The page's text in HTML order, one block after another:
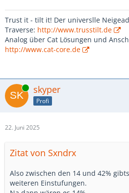
Trust it - tilt it! Der universlle
Traverse: http://www.trusstilt.de
Analog über Cat Lösungen und
http://www.cat-core.de
Online skyper
Profi
22. Juni 2025
Zitat von Sxndrx
Also zwischen den 14 und 42%
weiteren Einstufungen.